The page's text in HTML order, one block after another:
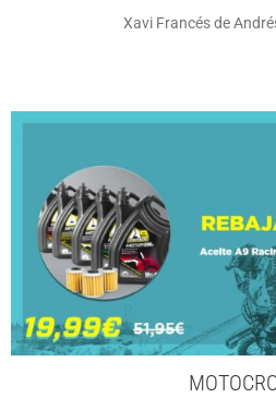
Xavi Francés de